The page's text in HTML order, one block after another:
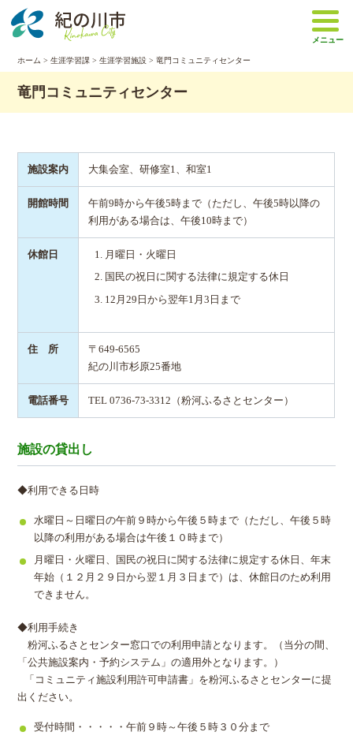
メニュー
ホーム >生涯学習課 >生涯学習施設 > 竜門コミュニティセンター
竜門コミュニティセンター
施設案内 大集会室、研修室1、和室1
開館時間
午前9時から午後5時まで（ただし、午後5時以降の
利用がある場合は、午後10時まで）
休館日 月曜日・火曜日
国民の祝日に関する法律に規定する休日
12月29日から翌年1月3日まで
住 所
〒649-6565
紀の川市杉原25番地
電話番号 TEL 0736-73-3312（粉河ふるさとセンター）
施設の貸出し
◆利用できる日時
水曜日～日曜日の午前９時から午後５時まで（ただし、午後５時
以降の利用がある場合は午後１０時まで）
月曜日・火曜日、国民の祝日に関する法律に規定する休日、年末
年始（１２月２９日から翌１月３日まで）は、休館日のため利用
できません。
◆利用手続き
粉河ふるさとセンター窓口での利用申請となります。（当分の間、
「公共施設案内・予約システム」の適用外となります。）
「コミュニティ施設利用許可申請書」を粉河ふるさとセンターに提
出ください。
受付時間・・・・・午前９時～午後５時３０分まで